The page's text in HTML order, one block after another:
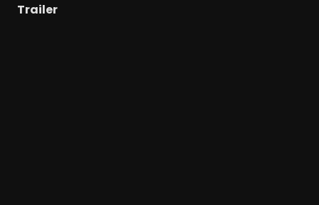
Trailer